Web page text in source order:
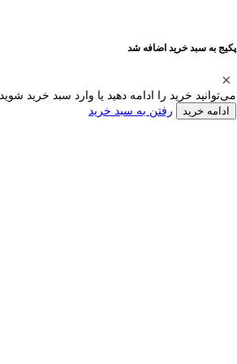
پکیج به سبد خرید اضافه شد
می‌توانید خرید را ادامه دهید یا وارد سبد خرید شوید.
ادامه خرید رفتن به سبد خرید